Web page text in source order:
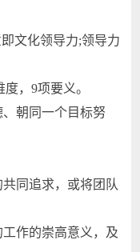
文化领导力;领导力
，9项要义。
朝同一个目标努
同追求，或将团队
作的崇高意义，及